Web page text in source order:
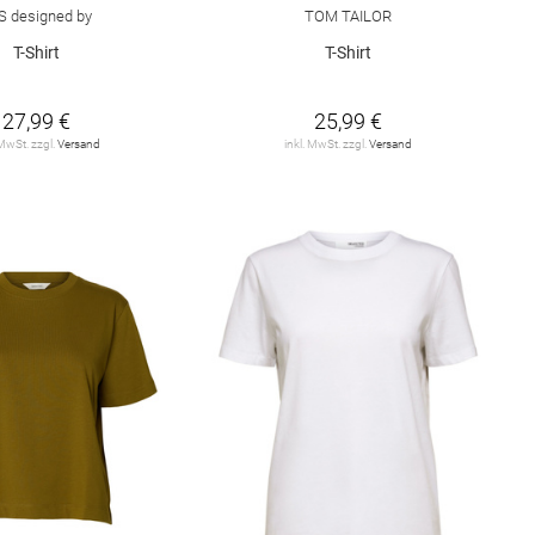
designed by
T-Shirt
27,99 €
zzgl.Versand
TOM TAILOR
T-Shirt
25,99 €
inkl. MwSt. zzgl.Versand